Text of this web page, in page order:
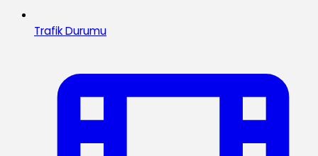
Trafik Durumu